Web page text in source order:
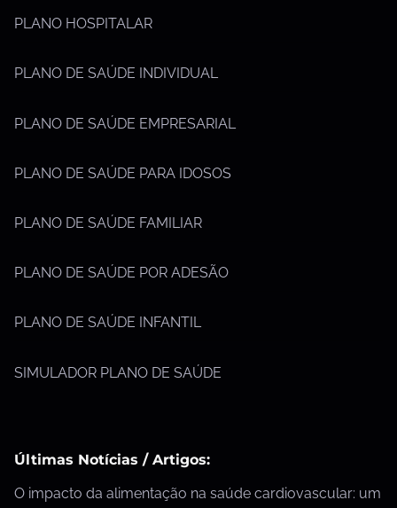
PLANO HOSPITALAR
PLANO DE SAÚDE INDIVIDUAL
PLANO DE SAÚDE EMPRESARIAL
PLANO DE SAÚDE PARA IDOSOS
PLANO DE SAÚDE FAMILIAR
PLANO DE SAÚDE POR ADESÃO
PLANO DE SAÚDE INFANTIL
SIMULADOR PLANO DE SAÚDE
Últimas Notícias / Artigos:
O impacto da alimentação na saúde cardiovascular: um